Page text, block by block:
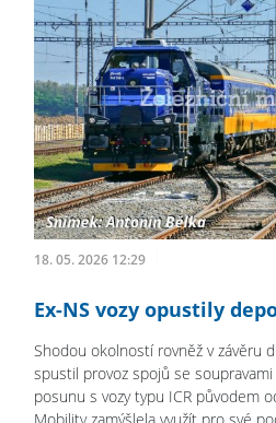
18. 05. 2026 12:29
Ex-NS vozy opustily
Shodou okolností rovněž v závěru
spustil provoz spojů se
posunu s vozy typu ICR původem